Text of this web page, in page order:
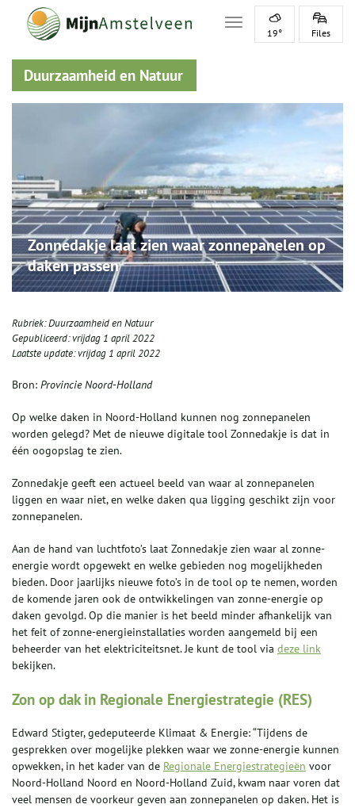
Toggle navigation
19° Files
Duurzaamheid en Natuur
Zonnedakje laat zien waar zonnepanelen op
daken passen
Rubriek:Duurzaamheid en Natuur
Gepubliceerd:vrijdag 1 april 2022
Laatste update:vrijdag 1 april 2022
Bron: Provincie Noord-Holland
Op welke daken in Noord-Holland kunnen nog zonnepanelen
worden gelegd? Met de nieuwe digitale tool Zonnedakje is dat in
één oogopslag te zien.
Zonnedakje geeft een actueel beeld van waar al zonnepanelen
liggen en waar niet, en welke daken qua ligging geschikt zijn voor
zonnepanelen.
Aan de hand van luchtfoto’s laat Zonnedakje zien waar al zonne-
energie wordt opgewekt en welke gebieden nog mogelijkheden
bieden. Door jaarlijks nieuwe foto’s in de tool op te nemen, worden
de komende jaren ook de ontwikkelingen van zonne-energie op
daken gevolgd. Op die manier is het beeld minder afhankelijk van
het feit of zonne-energieinstallaties worden aangemeld bij een
beheerder van het elektriciteitsnet. Je kunt de tool via deze link
bekijken.
Zon op dak in Regionale Energiestrategie (RES)
Edward Stigter, gedeputeerde Klimaat & Energie: “Tijdens de
gesprekken over mogelijke plekken waar we zonne-energie kunnen
opwekken, in het kader van de Regionale Energiestrategieën voor
Noord-Holland Noord en Noord-Holland Zuid, kwam naar voren dat
veel mensen de voorkeur geven aan zonnepanelen op daken. Het is